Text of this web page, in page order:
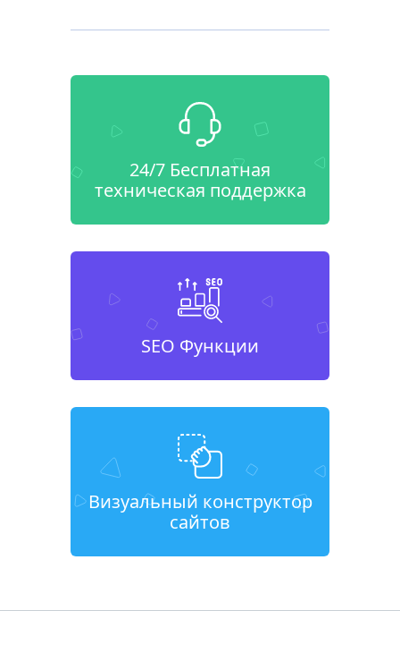
24/7 Бесплатная
техническая поддержка
SEO Функции
Визуальный конструктор
сайтов